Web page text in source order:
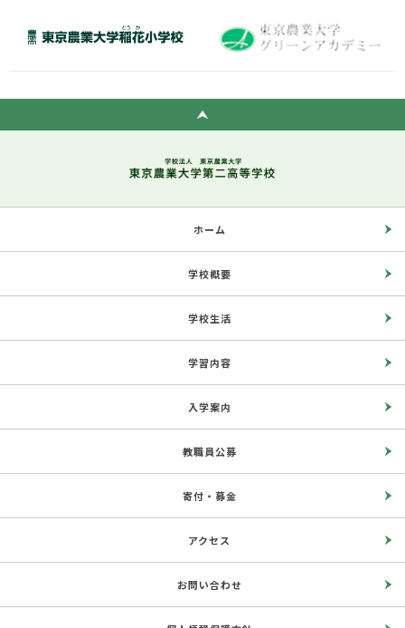
ホーム
学校概要
学校生活
学習内容
入学案内
教職員公募
寄付・募金
アクセス
お問い合わせ